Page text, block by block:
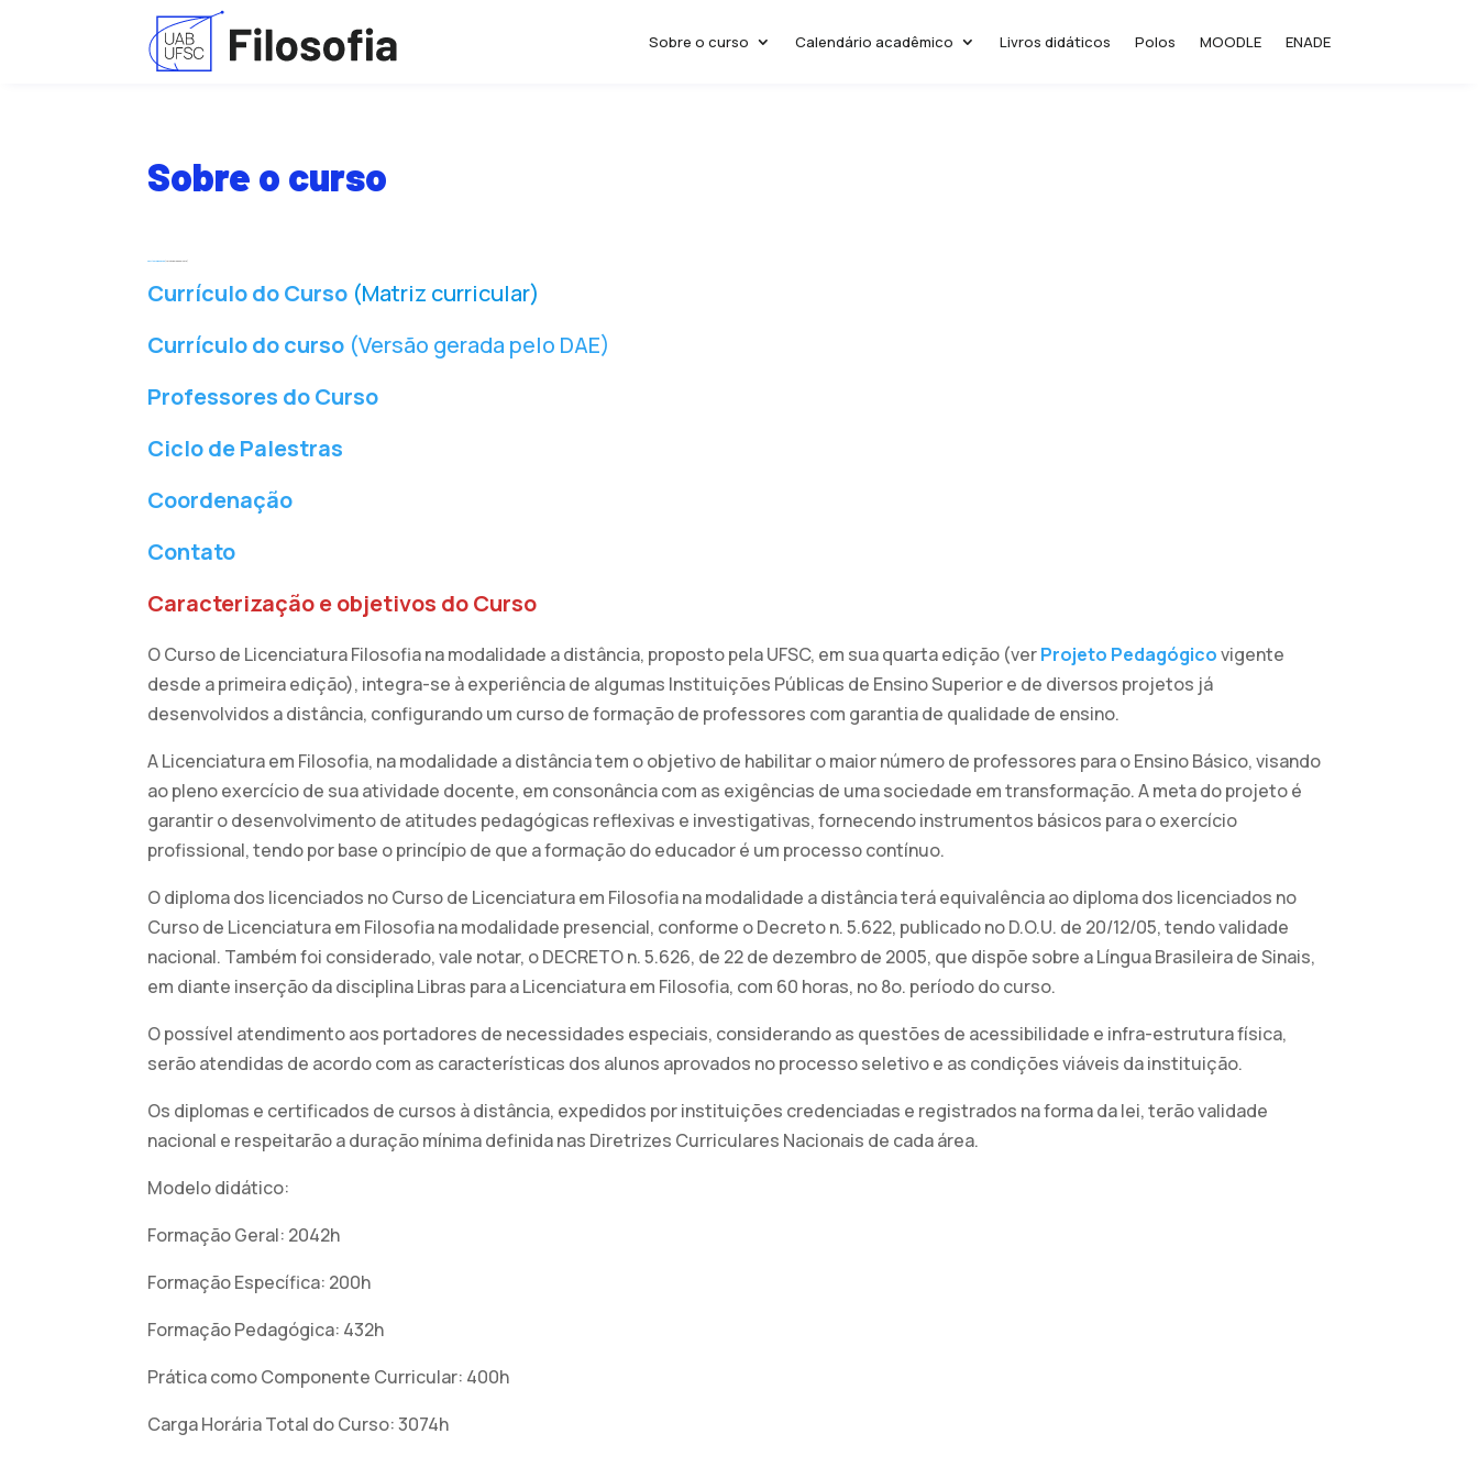
Sobre o curso Calendário acadêmico Livros didáticos Polos MOODLE ENADE
Sobre o curso
Currículo do Curso (Versão gerada pelo DAE)
Currículo do Curso (Matriz curricular)
Currículo do curso (Versão gerada pelo DAE)
Professores do Curso
Ciclo de Palestras
Coordenação
Contato
Caracterização e objetivos do Curso
O Curso de Licenciatura Filosofia na modalidade a distância, proposto pela UFSC, em sua quarta edição (verProjeto Pedagógicovigente
desde a primeira edição), integra-se à experiência de algumas Instituições Públicas de Ensino Superior e de diversos projetos já
desenvolvidos a distância, configurando um curso de formação de professores com garantia de qualidade de ensino.
A Licenciatura em Filosofia, na modalidade a distância tem o objetivo de habilitar o maior número de professores para o Ensino Básico, visando
ao pleno exercício de sua atividade docente, em consonância com as exigências de uma sociedade em transformação. A meta do projeto é
garantir o desenvolvimento de atitudes pedagógicas reflexivas e investigativas, fornecendo instrumentos básicos para o exercício
profissional, tendo por base o princípio de que a formação do educador é um processo contínuo.
O diploma dos licenciados no Curso de Licenciatura em Filosofia na modalidade a distância terá equivalência ao diploma dos licenciados no
Curso de Licenciatura em Filosofia na modalidade presencial, conforme o Decreto n. 5.622, publicado no D.O.U. de 20/12/05, tendo validade
nacional. Também foi considerado, vale notar, o DECRETO n. 5.626, de 22 de dezembro de 2005, que dispõe sobre a Língua Brasileira de Sinais,
em diante inserção da disciplina Libras para a Licenciatura em Filosofia, com 60 horas, no 8o. período do curso.
O possível atendimento aos portadores de necessidades especiais, considerando as questões de acessibilidade e infra-estrutura física,
serão atendidas de acordo com as características dos alunos aprovados no processo seletivo e as condições viáveis da instituição.
Os diplomas e certificados de cursos à distância, expedidos por instituições credenciadas e registrados na forma da lei, terão validade
nacional e respeitarão a duração mínima definida nas Diretrizes Curriculares Nacionais de cada área.
Modelo didático:
Formação Geral: 2042h
Formação Específica: 200h
Formação Pedagógica: 432h
Prática como Componente Curricular: 400h
Carga Horária Total do Curso: 3074h